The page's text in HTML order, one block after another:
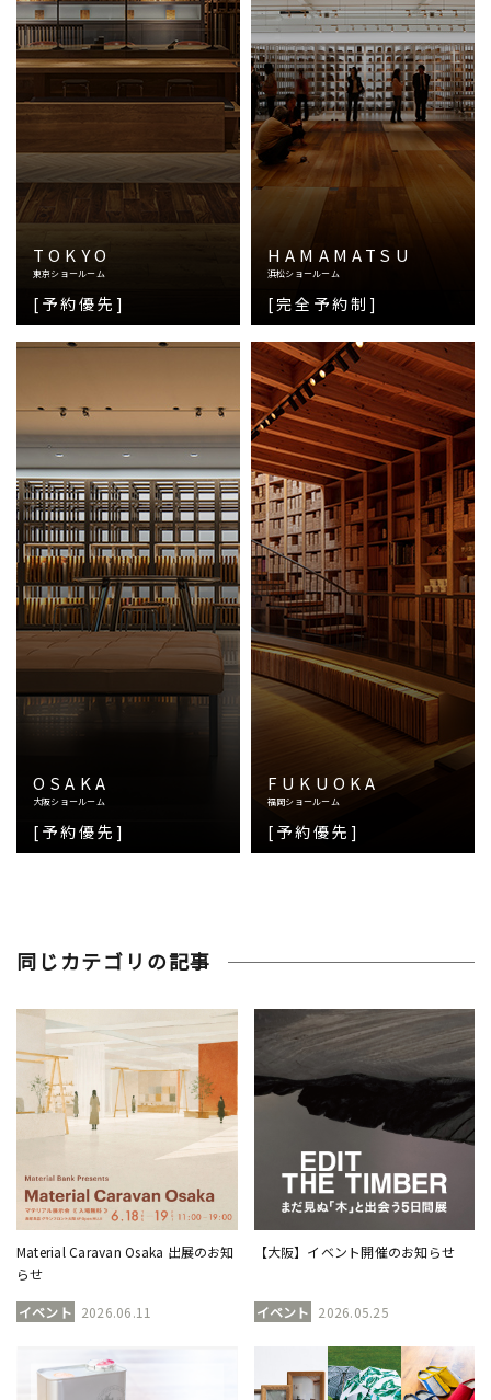
TOKYO
東京ショールーム
[予約優先]
HAMAMATSU
浜松ショールーム
[完全予約制]
OSAKA
大阪ショールーム
[予約優先]
FUKUOKA
福岡ショールーム
[予約優先]
同じカテゴリの記事
Material Caravan Osaka 出展のお知
らせ
イベント 2026.06.11
【大阪】イベント開催のお知らせ
イベント 2026.05.25